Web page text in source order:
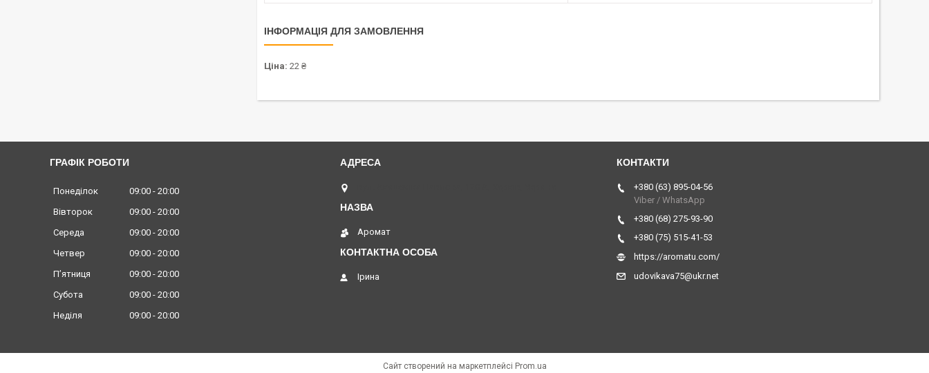
ІНФОРМАЦІЯ ДЛЯ ЗАМОВЛЕННЯ
Ціна: 22 ₴
ГРАФІК РОБОТИ
Понеділок 09:00
20:00
Вівторок
09:00
20:00
Середа
09:00
20:00
Четвер
09:00
20:00
Пʼятниця
09:00
20:00
Субота
09:00
20:00
Неділя
09:00 20:00
Аромат
Ірина
+380 (63) 895-04-56
Viber / WhatsApp
+380 (68) 275-93-90
+380 (75) 515-41-53
https://aromatu.com/
udovikava75@ukr.net
Сайт створений на маркетплейсі Prom.ua